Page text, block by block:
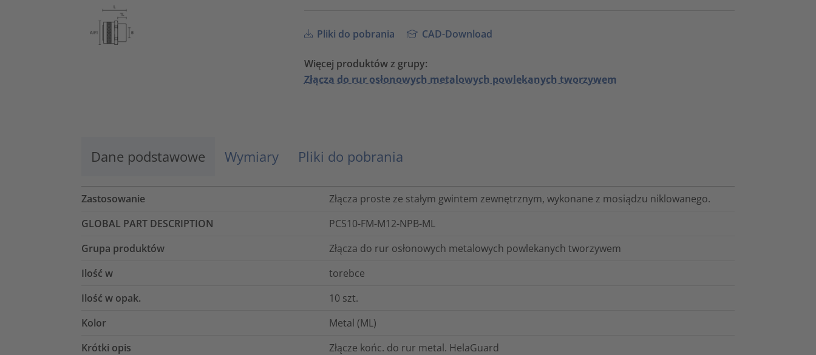
Pliki do pobrania CAD-Download
Więcej produktów z grupy:
Złącza do rur osłonowych metalowych powlekanych tworzywem
Dane podstawowe Wymiary Pliki do pobrania
Zastosowanie
Złącza proste ze stałym gwintem zewnętrznym, wykonane z mosiądzu niklowanego.
GLOBAL PART DESCRIPTION
PCS10-FM-M12-NPB-ML
Grupa produktów
Złącza do rur osłonowych metalowych powlekanych tworzywem
Ilość w
torebce
Ilość w opak.
10 szt.
Kolor
Metal (ML)
Krótki opis
Złącze końc. do rur metal. HelaGuard